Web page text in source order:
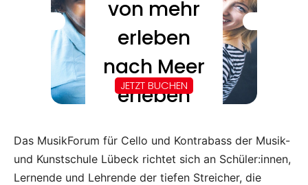
Das MusikForum für Cello und Kontrabass der Musik-
und Kunstschule Lübeck richtet sich an Schüler:innen,
Lernende und Lehrende der tiefen Streicher, die